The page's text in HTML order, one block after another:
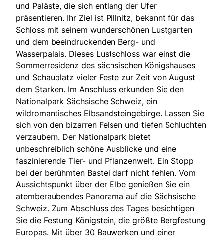
und Paläste, die sich entlang der Ufer
präsentieren. Ihr Ziel ist Pillnitz, bekannt für das
Schloss mit seinem wunderschönen Lustgarten
und dem beeindruckenden Berg- und
Wasserpalais. Dieses Lustschloss war einst die
Sommerresidenz des sächsischen Königshauses
und Schauplatz vieler Feste zur Zeit von August
dem Starken. Im Anschluss erkunden Sie den
Nationalpark Sächsische Schweiz, ein
wildromantisches Elbsandsteingebirge. Lassen Sie
sich von den bizarren Felsen und tiefen Schluchten
verzaubern. Der Nationalpark bietet
unbeschreiblich schöne Ausblicke und eine
faszinierende Tier- und Pflanzenwelt. Ein Stopp
bei der berühmten Bastei darf nicht fehlen. Vom
Aussichtspunkt über der Elbe genießen Sie ein
atemberaubendes Panorama auf die Sächsische
Schweiz. Zum Abschluss des Tages besichtigen
Sie die Festung Königstein, die größte Bergfestung
Europas. Mit über 30 Bauwerken und einer